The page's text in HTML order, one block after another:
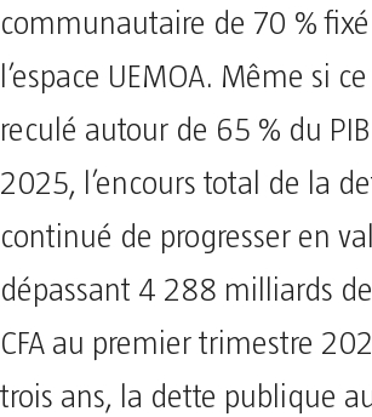
communautaire de 70 %
l’espace UEMOA. Même si
reculé autour de 65 % du
2025, l’encours total de la
continué de progresser en
dépassant 4 288 milliards
CFA au premier trimestre
trois ans, la dette publique